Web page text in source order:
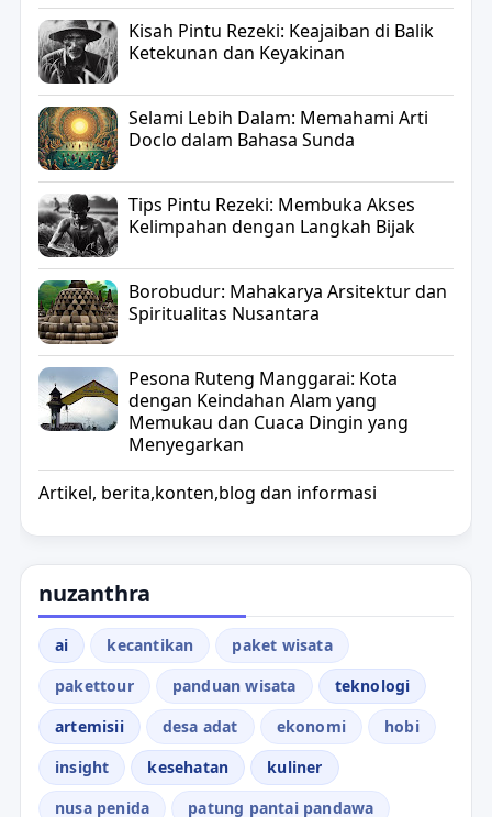
Kisah Pintu Rezeki: Keajaiban di Balik
Ketekunan dan Keyakinan
Selami Lebih Dalam: Memahami Arti
Doclo dalam Bahasa Sunda
Tips Pintu Rezeki: Membuka Akses
Kelimpahan dengan Langkah Bijak
Borobudur: Mahakarya Arsitektur dan
Spiritualitas Nusantara
Pesona Ruteng Manggarai: Kota
dengan Keindahan Alam yang
Memukau dan Cuaca Dingin yang
Menyegarkan
Artikel, berita,konten,blog dan informasi
nuzanthra
ai kecantikan
paket wisata
pakettour
panduan wisata
teknologi
artemisii
desa adat ekonomi
hobi
insight
kesehatan
kuliner
nusa penida
patung pantai pandawa